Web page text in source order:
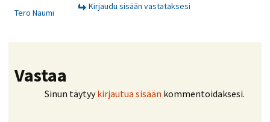
Tero Naumi
Kirjaudu sisään vastataksesi
Vastaa
Sinun täytyykirjautua sisään kommentoidaksesi.